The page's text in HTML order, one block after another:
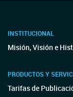
INSTITUCIONAL
Misión, Visión e
PRODUCTOS Y
Tarifas de